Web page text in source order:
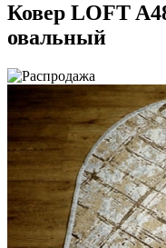
Ковер LOFT
овальный